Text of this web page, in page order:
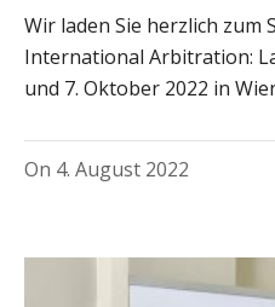
Wir laden Sie herzlich zum
International Arbitration:
und 7. Oktober 2022 in
On 4. August 2022